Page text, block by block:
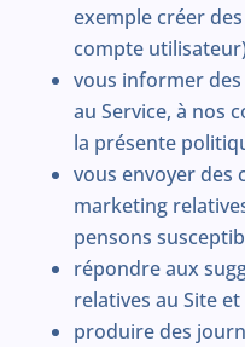
exemple créer
compte
vous informer
au Service, à nos
la présente
vous envoyer des
marketing
pensons
répondre aux
relatives au Site et
produire des